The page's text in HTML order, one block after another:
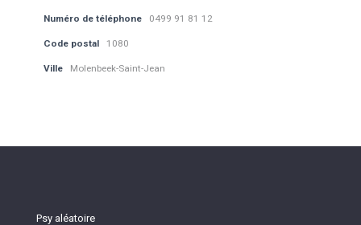
Numéro de téléphone 0499 91 81 12
Code postal 1080
Ville Molenbeek-Saint-Jean
Psy aléatoire